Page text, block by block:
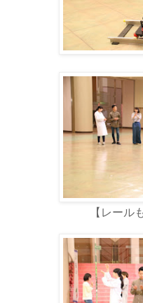
【レール